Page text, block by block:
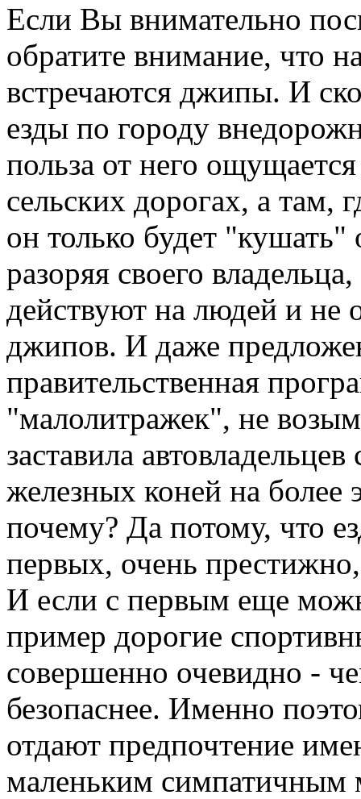
Если Вы внимательно
обратите внимание, что
встречаются джипы. И
езды по городу
польза от него
сельских дорогах, а там,
он только будет "кушать"
разоряя своего
действуют на людей и не
джипов. И даже
правительственная
"малолитражек", не
заставила
железных коней на
почему? Да потому, что
первых, очень
И если с первым еще
пример дорогие
совершенно очевидно -
безопаснее. Именно
отдают предпочтение
маленьким